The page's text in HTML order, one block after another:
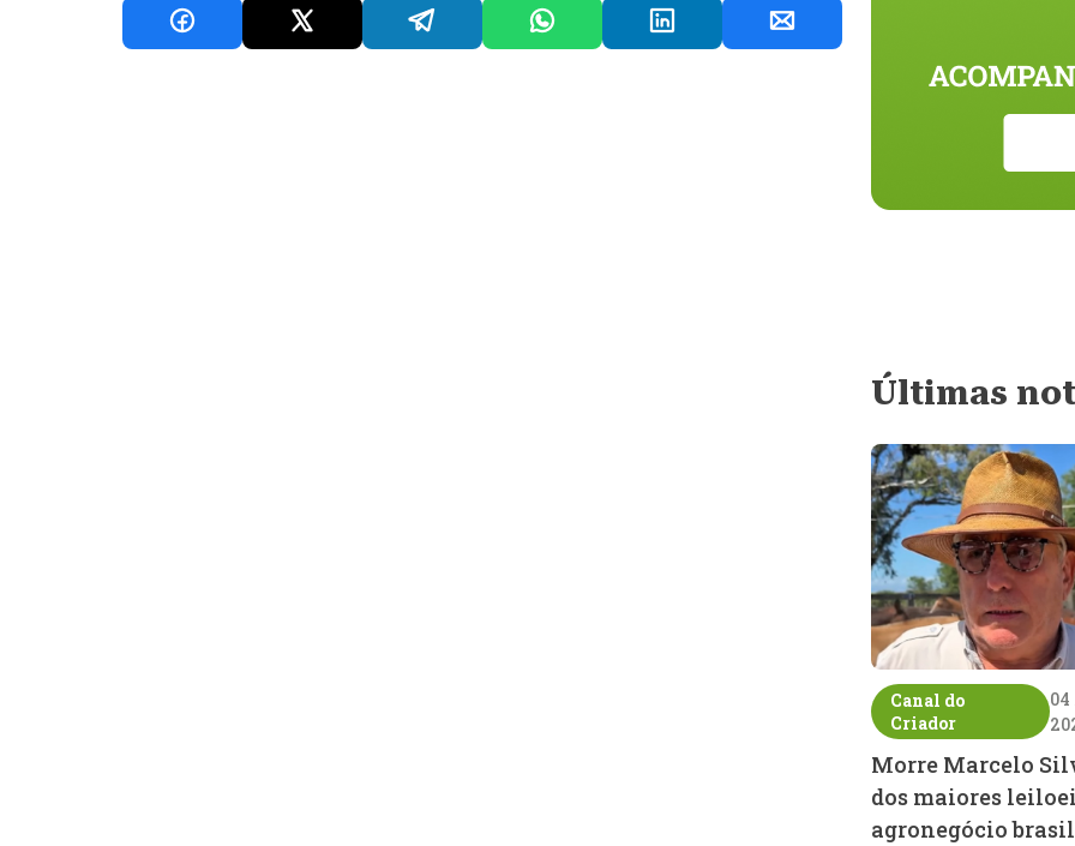
Últimas
Canal do
Criador
04
Morre Marcelo
dos maiores
agronegócio